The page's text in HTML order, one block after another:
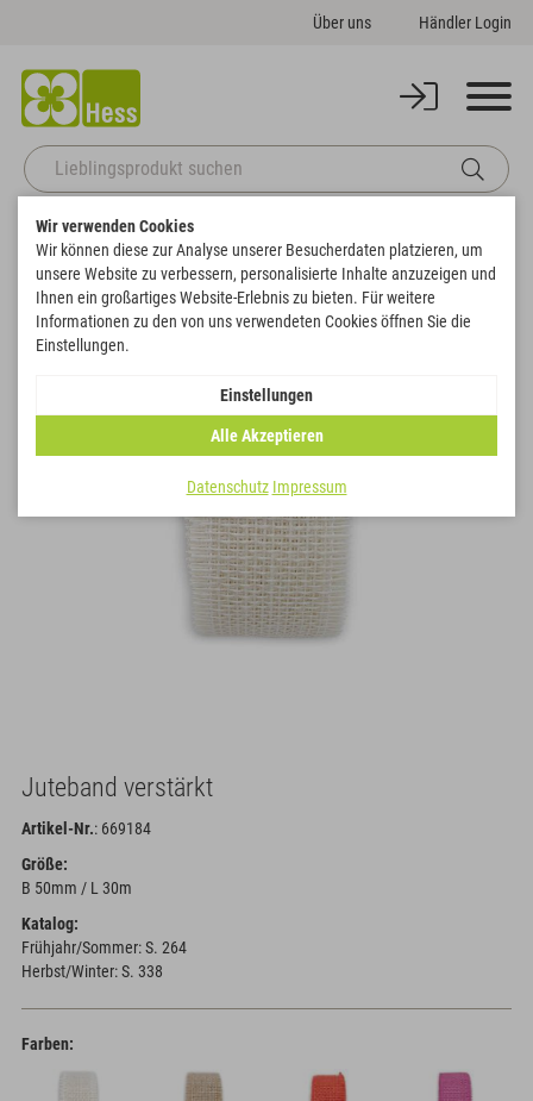
Über uns Händler Login
Startseite Deko Juteband verstärkt Zurück zur Artikelübersicht
Juteband verstärkt
Artikel-Nr.: 669184
Größe:
B 50mm / L 30m
Katalog:
Frühjahr/Sommer: S. 264
Herbst/Winter: S. 338
Farben:
Wir verwenden Cookies
Wir können diese zur Analyse unserer Besucherdaten platzieren, um
unsere Website zu verbessern, personalisierte Inhalte anzuzeigen und
Ihnen ein großartiges Website-Erlebnis zu bieten. Für weitere
Informationen zu den von uns verwendeten Cookies öffnen Sie die
Einstellungen.
Einstellungen
Alle Akzeptieren
Datenschutz Impressum